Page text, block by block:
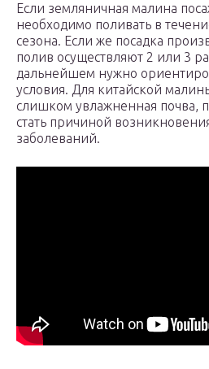
Если земляничная малина
необходимо поливать в
сезона. Если же посадка
полив осуществляют 2 или 3
дальнейшем нужно
условия. Для китайской
слишком увлажненная почва,
стать причиной
заболеваний.